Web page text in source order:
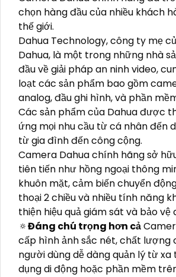
chọn hàng đầu của nhiều khách
thế giới.
Dahua Technology, công ty mẹ
Dahua, là một trong những nhà
đầu về giải pháp an ninh video,
loạt các sản phẩm bao gồm
analog, đầu ghi hình, và phần
Các sản phẩm của Dahua được
ứng mọi nhu cầu từ cá nhân đến
từ gia đình đến công cộng.
Camera Dahua chính hãng sở
tiên tiến như hồng ngoại thông
khuôn mặt, cảm biến chuyển
thoại 2 chiều và nhiều tính năng
thiện hiệu quả giám sát và bảo vệ
🔅Đáng chú trọng hơn cả
cấp hình ảnh sắc nét, chất lượng
người dùng dễ dàng quản lý từ
dụng di động hoặc phần mềm